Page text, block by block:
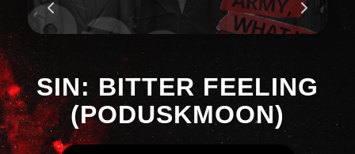
SIN: BITTER FEELING
(PODUSKMOON)